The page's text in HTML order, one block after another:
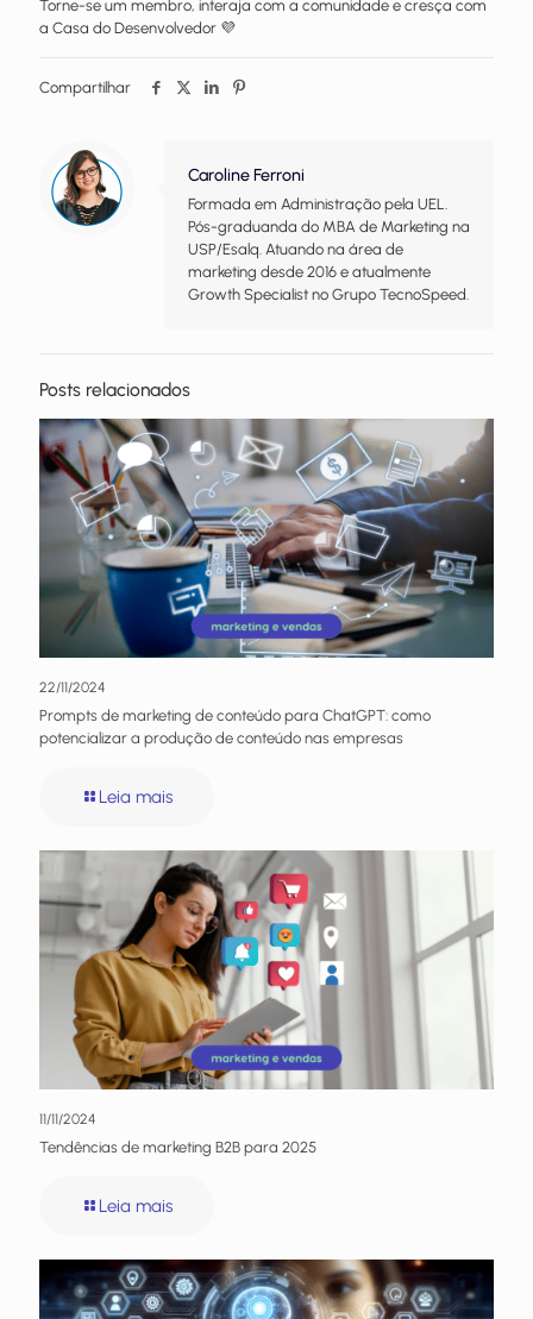
Torne-se um membro, interaja com a comunidade e cresça com
a Casa do Desenvolvedor 💜
Compartilhar
Caroline Ferroni
Formada em Administração pela UEL.
Pós-graduanda do MBA de Marketing na
USP/Esalq. Atuando na área de
marketing desde 2016 e atualmente
Growth Specialist no Grupo TecnoSpeed.
Posts relacionados
22/11/2024
Prompts de marketing de conteúdo para ChatGPT: como
potencializar a produção de conteúdo nas empresas
Leia mais
11/11/2024
Tendências de marketing B2B para 2025
Leia mais